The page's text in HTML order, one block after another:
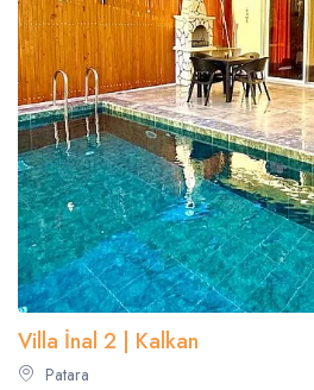
Villa İnal 2 | Kalkan
Patara